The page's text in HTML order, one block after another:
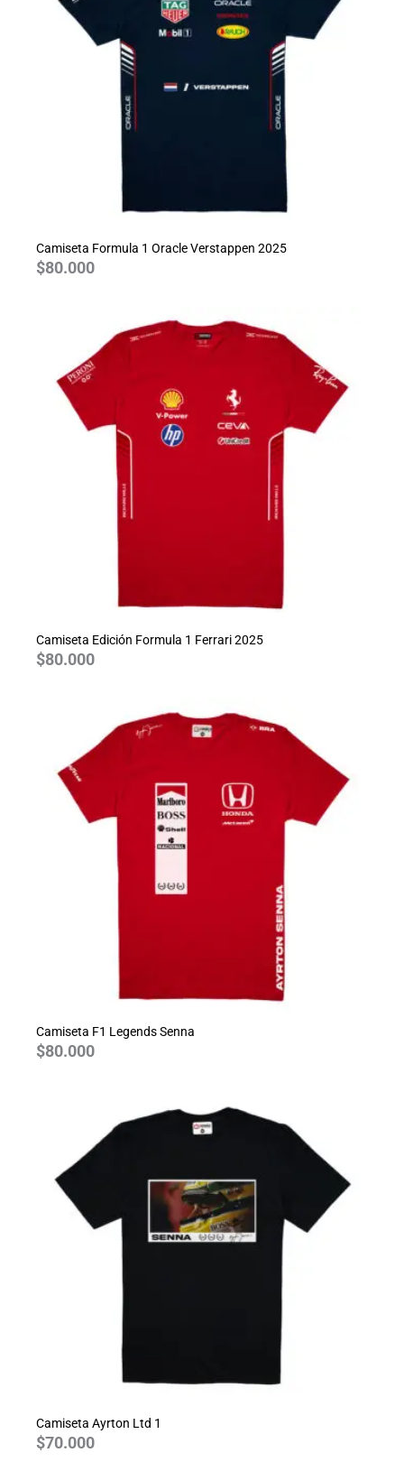
Camiseta Formula 1 Oracle Verstappen 2025
$80.000
Camiseta Edición Formula 1 Ferrari 2025
$80.000
Camiseta F1 Legends Senna
$80.000
Camiseta Ayrton Ltd 1
$70.000